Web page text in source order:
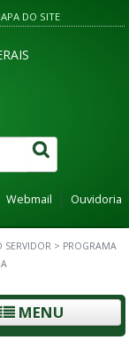
DO SITE
Webmail Ouvidoria
SERVIDOR > PROGRAMA
MENU